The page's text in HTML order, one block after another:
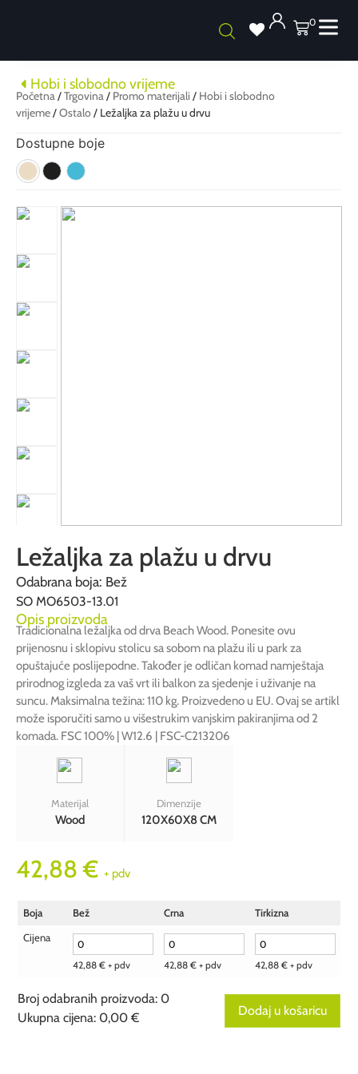
0
Hobi i slobodno vrijeme
Početna/Trgovina/ Promo materijali / Hobi i slobodno
vrijeme/Ostalo/ Ležaljka za plažu u drvu
Dostupne boje
Ležaljka za plažu u drvu
Odabrana boja: Bež
SO MO6503-13.01
Opis proizvoda
Tradicionalna ležaljka od drva Beach Wood. Ponesite ovu
prijenosnu i sklopivu stolicu sa sobom na plažu ili u park za
opuštajuće poslijepodne. Također je odličan komad namještaja
prirodnog izgleda za vaš vrt ili balkon za sjedenje i uživanje na
suncu. Maksimalna težina: 110 kg. Proizvedeno u EU. Ovaj se artikl
može isporučiti samo u višestrukim vanjskim pakiranjima od 2
komada. FSC 100% | W12.6 | FSC-C213206
Materijal
Wood
Dimenzije
120X60X8 CM
42,88€ + pdv
Boja Bež Crna
Tirkizna
Cijena
42,88 € + pdv 42,88 € + pdv 42,88 € + pdv
Broj odabranih proizvoda: 0
Ukupna cijena: 0,00 €
Dodaj u košaricu